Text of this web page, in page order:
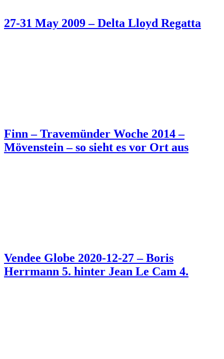
27-31 May 2009 – Delta Lloyd Regatta
Finn – Travemünder Woche 2014 –
Mövenstein – so sieht es vor Ort aus
Vendee Globe 2020-12-27 – Boris
Herrmann 5. hinter Jean Le Cam 4.